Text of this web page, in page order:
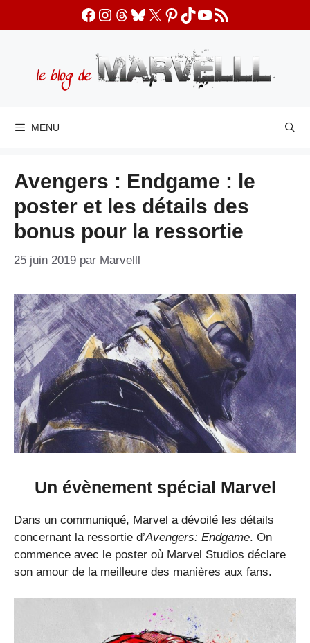
Facebook
Instagram
Threads
Bluesky
X Pinterest
TikTok
YouTube
Flux RSS
MENU
Avengers : Endgame : le
poster et les détails des
bonus pour la ressortie
25 juin 2019 par Marvelll
Un évènement spécial Marvel
Dans un communiqué, Marvel a dévoilé les détails
concernant la ressortie d’Avengers: Endgame. On
commence avec le poster où Marvel Studios déclare
son amour de la meilleure des manières aux fans.